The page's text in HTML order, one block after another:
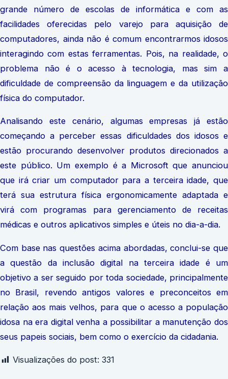
grande número de escolas de informática e com as
facilidades oferecidas pelo varejo para aquisição de
computadores, ainda não é comum encontrarmos idosos
interagindo com estas ferramentas. Pois, na realidade, o
problema não é o acesso à tecnologia, mas sim a
dificuldade de compreensão da linguagem e da utilização
física do computador.
Analisando este cenário, algumas empresas já estão
começando a perceber essas dificuldades dos idosos e
estão procurando desenvolver produtos direcionados a
este público. Um exemplo é a Microsoft que anunciou
que irá criar um computador para a terceira idade, que
terá sua estrutura física ergonomicamente adaptada e
virá com programas para gerenciamento de receitas
médicas e outros aplicativos simples e úteis no dia-a-dia.
Com base nas questões acima abordadas, conclui-se que
a questão da inclusão digital na terceira idade é um
objetivo a ser seguido por toda sociedade, principalmente
no Brasil, revendo antigos valores e preconceitos em
relação aos mais velhos, para que o acesso a população
idosa na era digital venha a possibilitar a manutenção dos
seus papeis sociais, bem como o exercício da cidadania.
Visualizações do post: 331